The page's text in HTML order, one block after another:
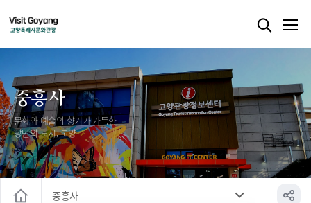
중흥사
문화와 예술의 향기가 가득한
낭만의 도시, 고양
중흥사